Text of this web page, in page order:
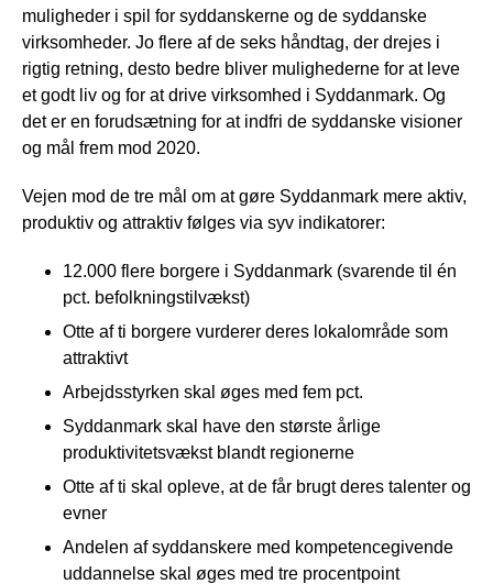
muligheder i spil for syddanskerne og de syddanske
virksomheder. Jo flere af de seks håndtag, der drejes i
rigtig retning, desto bedre bliver mulighederne for at leve
et godt liv og for at drive virksomhed i Syddanmark. Og
det er en forudsætning for at indfri de syddanske visioner
og mål frem mod 2020.
Vejen mod de tre mål om at gøre Syddanmark mere aktiv,
produktiv og attraktiv følges via syv indikatorer:
12.000 flere borgere i Syddanmark (svarende til én
pct. befolkningstilvækst)
Otte af ti borgere vurderer deres lokalområde som
attraktivt
Arbejdsstyrken skal øges med fem pct.
Syddanmark skal have den største årlige
produktivitetsvækst blandt regionerne
Otte af ti skal opleve, at de får brugt deres talenter og
evner
Andelen af syddanskere med kompetencegivende
uddannelse skal øges med tre procentpoint